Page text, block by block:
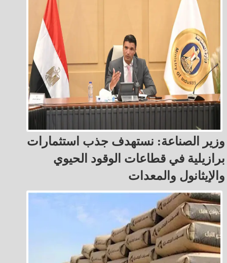
وزير الصناعة: نستهدف جذب استثمارات
برازيلية في قطاعات الوقود الحيوي
والإيثانول والمعدات